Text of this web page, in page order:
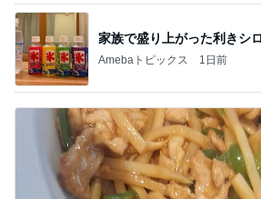
家族で盛り上がった利きシ
Amebaトピックス 1日前